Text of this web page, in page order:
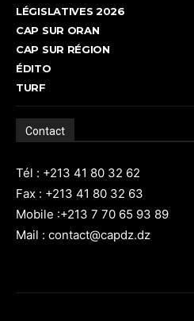
LÉGISLATIVES 2026
CAP SUR ORAN
CAP SUR RÉGION
ÉDITO
TURF
Contact
Tél : +213 41 80 32 62
Fax : +213 41 80 32 63
Mobile :+213 7 70 65 93 89
Mail : contact@capdz.dz